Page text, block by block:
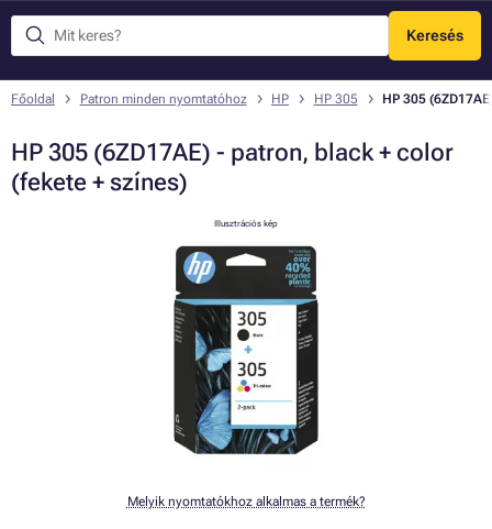
Keresés
Menü
Főoldal Patron minden nyomtatóhoz HP HP 305 HP 305
HP 305 (6ZD17AE) - patron, black + color
(fekete + színes)
Illusztrációs kép
Melyik nyomtatókhoz alkalmas a termék?